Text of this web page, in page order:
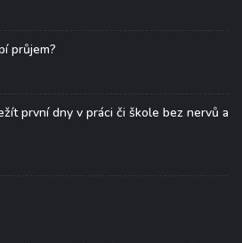
průjem?
první dny v práci či škole bez nervů a